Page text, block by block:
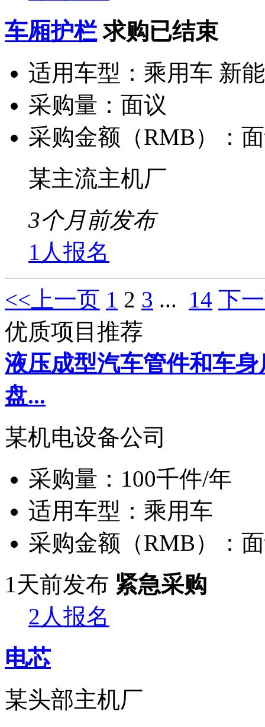
车厢护栏 求购已结束
适用车型： 乘用车 新
采购量： 面议
采购金额（RMB）：
某主流主机厂
3个月前发布
1人报名
<<上一页 1 2 3 ... 14 下
优质项目推荐
液压成型汽车管件和车
盘...
某机电设备公司
采购量： 100千件/年
适用车型： 乘用车
采购金额（RMB）：
1天前发布 紧急采购
2人报名
电芯
某头部主机厂